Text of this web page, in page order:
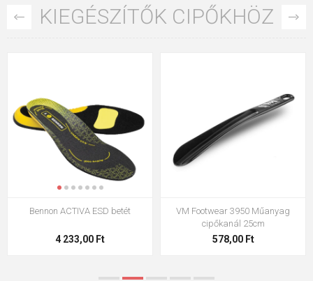
KIEGÉSZÍTŐK CIPŐKHÖZ
VM Footwear 3950 Műanyag
578,00 Ft
VM Footwear 3009 talpbetét
2 108,00 Ft